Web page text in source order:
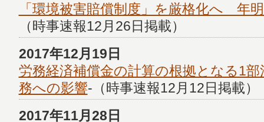
「環境被害賠償制度」を厳格化へ 年
（時事速報12月26日掲載）
2017年12月19日
労務経済補償金の計算の根拠となる1
務への影響-（時事速報12月12日掲載）
2017年11月28日